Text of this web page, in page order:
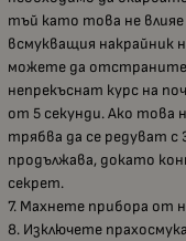
тъй като това не
всмукващия накрайник
можете да отстраните
непрекъснат курс на
от 5 секунди. Ако това
трябва да се редуват
продължава, докато
секрет.
7. Махнете прибора от
8. Изключете